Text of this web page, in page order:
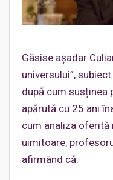
Găsise așadar
universului”,
după cum
apărută cu 25 ani
cum analiza
uimitoare,
afirmând că: